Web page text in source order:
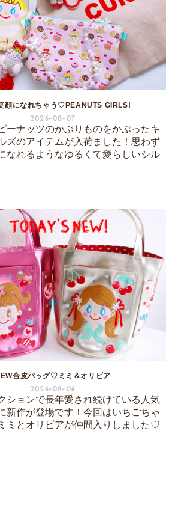
顔になれちゃう♡PEANUTS GIRLS!
2026-08-07
ーナッツのかぶりものをかぶったキ
ズのアイテムが入荷ました！思わず
なれるようなゆるくて愛らしいシル
合皮バッグ♡ミミ＆オリビア
2026-08-06
ションで長年愛され続けている人気
新作が登場です！今回はいちごちゃ
ミとオリビアが仲間入りしました♡